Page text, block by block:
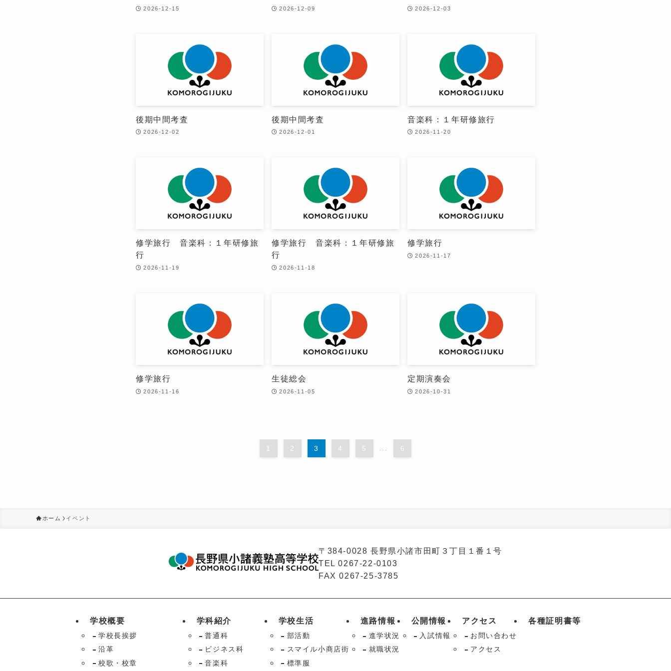
2026-12-15 2026-12-09 2026-12-03
後期中間考査
2026-12-02
後期中間考査
2026-12-01
音楽科：１年研修旅行
2026-11-20
修学旅行 音楽科：１年研修旅
行
2026-11-19
修学旅行 音楽科：１年研修旅
行
2026-11-18
修学旅行
2026-11-17
修学旅行
2026-11-16
生徒総会
2026-11-05
定期演奏会
2026-10-31
1 2 3 4 5 ... 6
ホーム イベント
〒 384-0028 長野県小諸市田町３丁 目１番１号
TEL0267-22-0103
FAX0267-25-3785
学校概要
学校長挨拶
沿革
校歌・校章
学科紹介
普通科
ビジネス科
音楽科
学校生活
部活動
スマイル小商店街
標準服
進路情報
進学状況
就職状況
公開情報
入試情報
アクセス
お問い合わせ
アクセス
各種証明書等